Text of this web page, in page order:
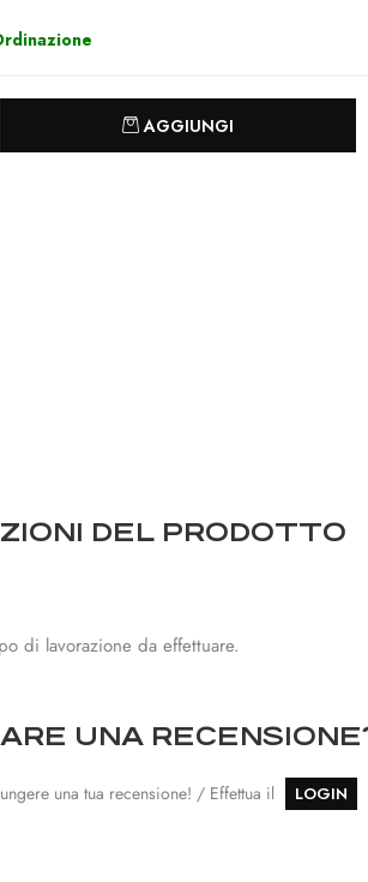
AGGIUNGI
DEL PRODOTTO
di lavorazione da effettuare.
UNA
una tua recensione! / Effettua il LOGIN